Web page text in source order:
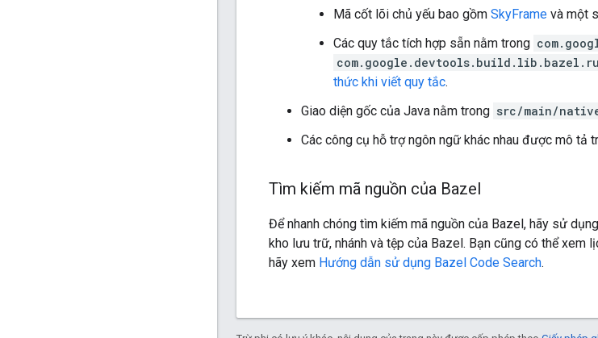
Mã cốt lõi chủ yếu bao gồm SkyFrame và một
Các quy tắc tích hợp sẵn nằm trong
thức khi viết quy tắc.
Giao diện gốc của Java nằm trong src/main/
Các công cụ hỗ trợ ngôn ngữ khác nhau được mô tả
Tìm kiếm mã nguồn của Bazel
Để nhanh chóng tìm kiếm mã nguồn của Bazel, hãy sử dụng
kho lưu trữ, nhánh và tệp của Bazel. Bạn cũng có thể
hãy xem Hướng dẫn sử dụng Bazel Code Search.